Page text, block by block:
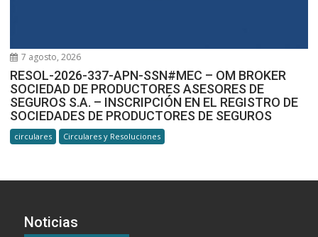
7 agosto, 2026
RESOL-2026-337-APN-SSN#MEC – OM BROKER
SOCIEDAD DE PRODUCTORES ASESORES DE
SEGUROS S.A. – INSCRIPCIÓN EN EL REGISTRO DE
SOCIEDADES DE PRODUCTORES DE SEGUROS
circulares Circulares y Resoluciones
Noticias